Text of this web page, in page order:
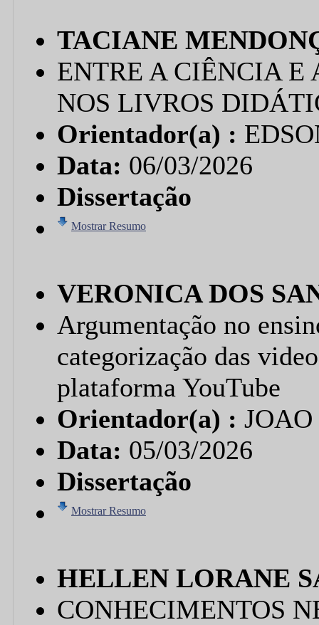
TACIANE
ENTRE A CIÊNCIA
NOS LIVROS
Orientador(a) :
Data: 06/03/2026
Dissertação
Mostrar Resumo
VERONICA DOS
Argumentação no
categorização das
plataforma YouTube
Orientador(a) :
Data: 05/03/2026
Dissertação
Mostrar Resumo
HELLEN LORANE
CONHECIMENTOS